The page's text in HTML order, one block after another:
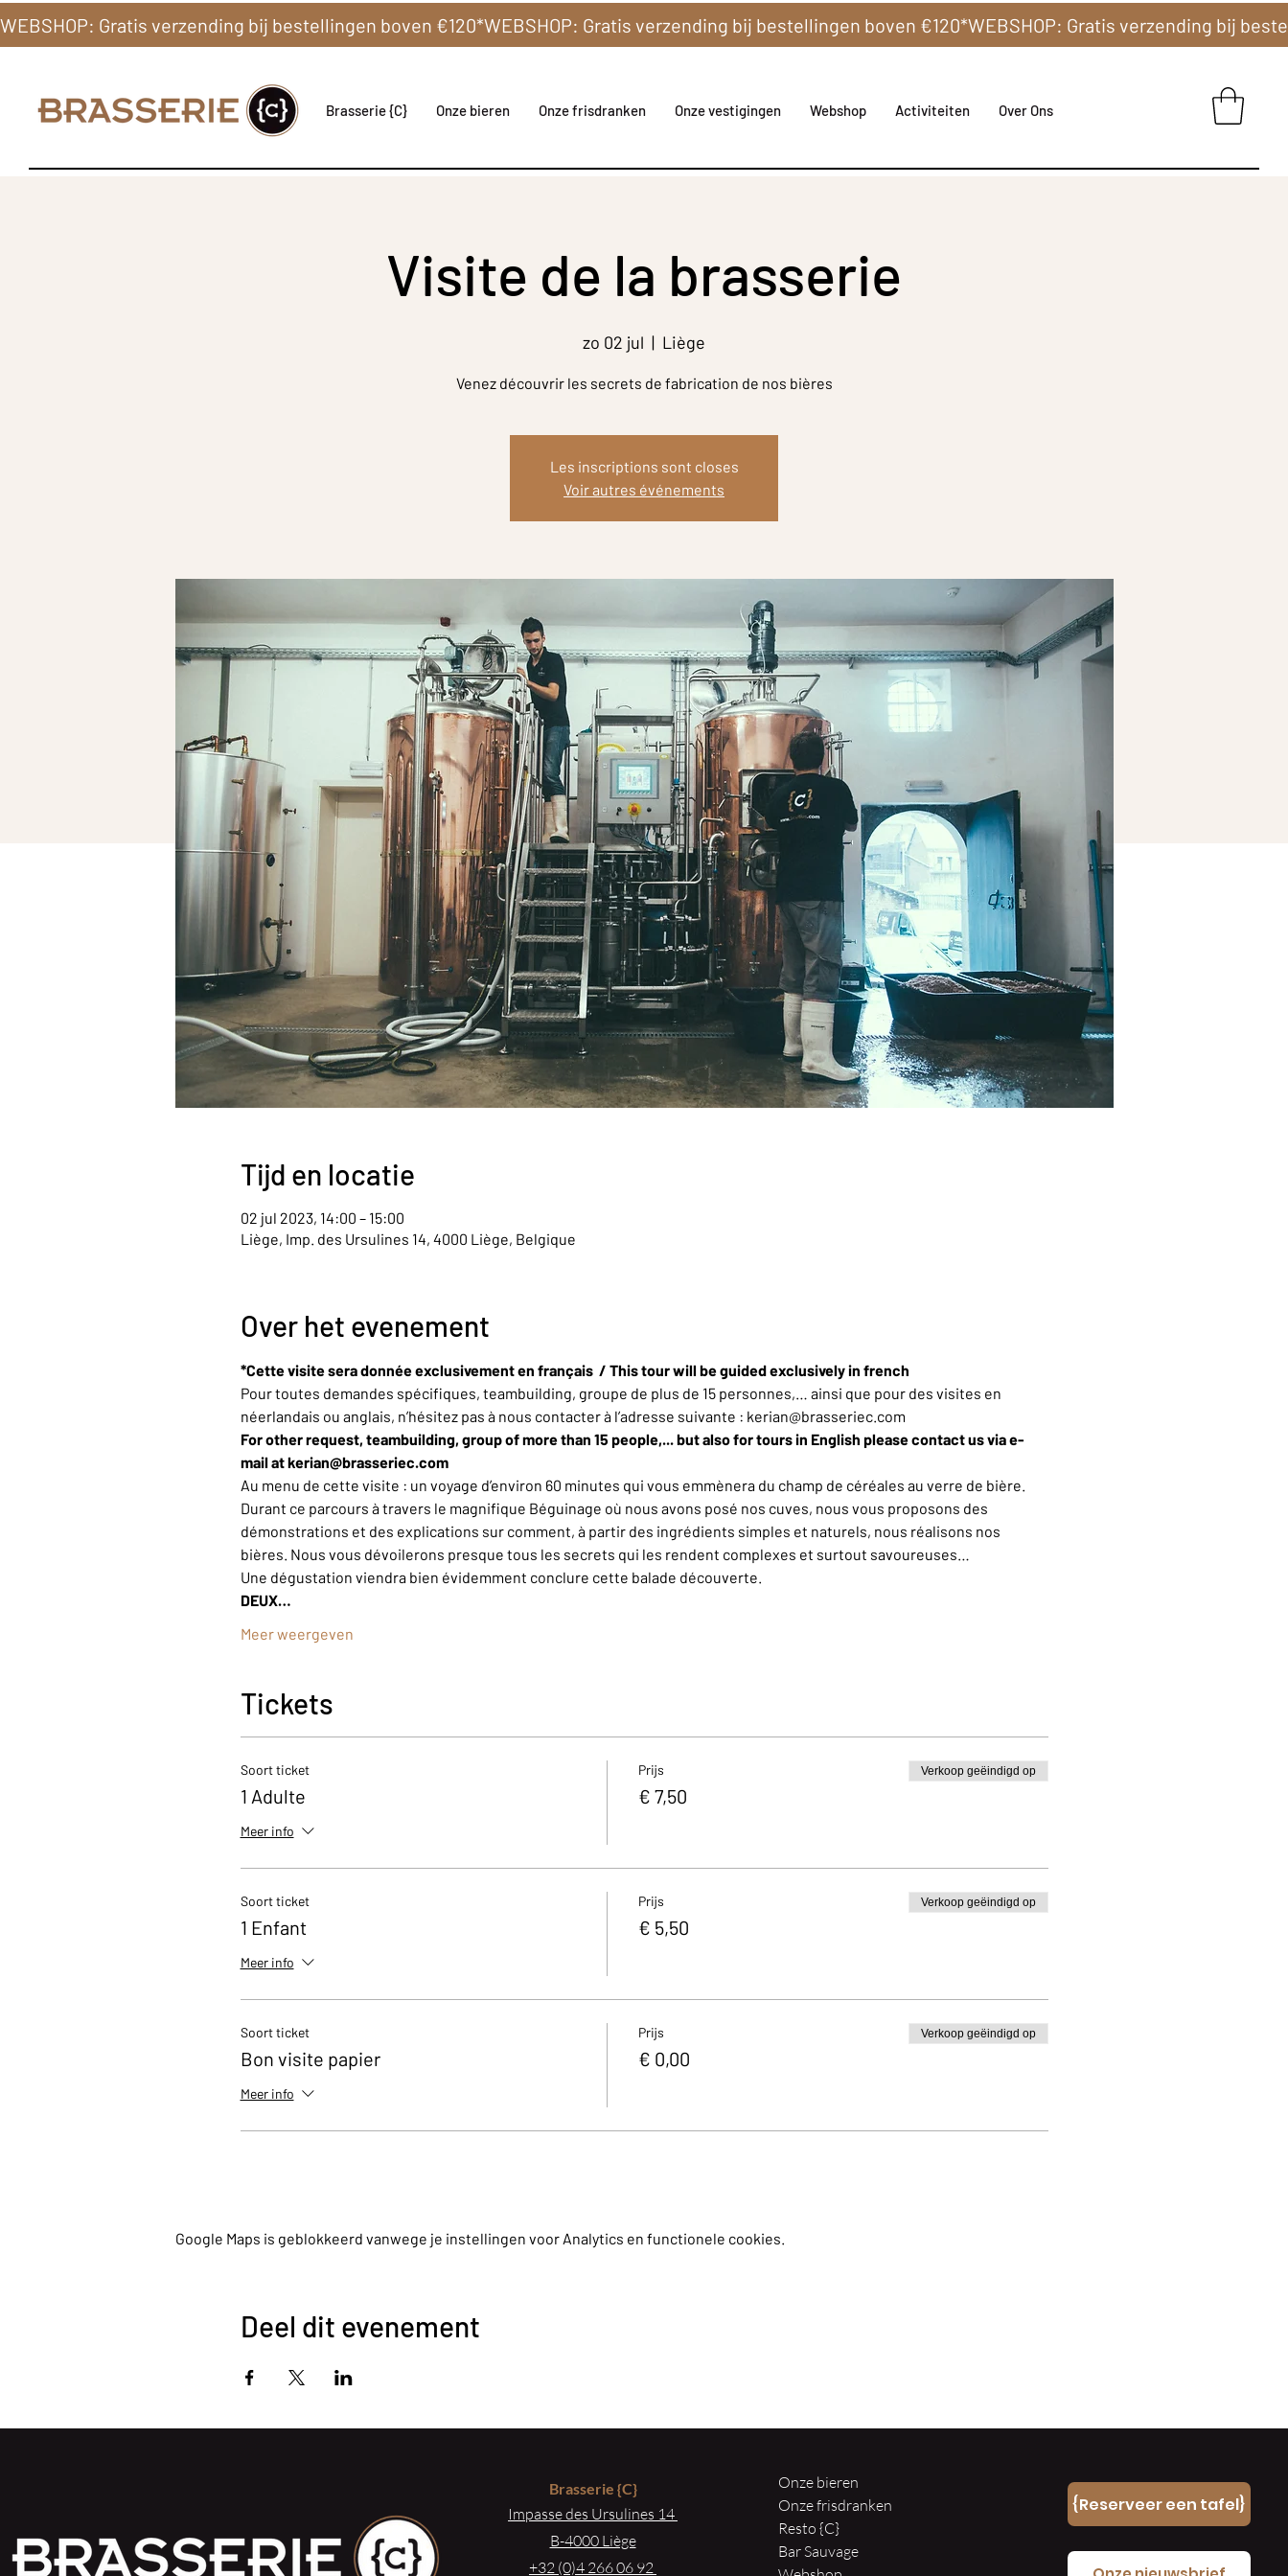
Brasserie {C} Onze bieren Onze frisdranken Onze vestigingen Webshop Activiteiten Over Ons
Visite de la brasserie
zo 02 jul
  |
Liège
Venez découvrir les secrets de fabrication de nos bières
Les inscriptions sont closes
Voir autres événements
Tijd en locatie
02 jul 2023, 14:00 – 15:00
Liège, Imp. des Ursulines 14, 4000 Liège, Belgique
Over het evenement
*Cette visite sera donnée exclusivement en français  / This tour will be guided exclusively in french
Pour toutes demandes spécifiques, teambuilding, groupe de plus de 15 personnes,… ainsi que pour des visites en
néerlandais ou anglais, n’hésitez pas à nous contacter à l’adresse suivante : kerian@brasseriec.com
For other request, teambuilding, group of more than 15 people,... but also for tours in English please contact us via e-
mail at kerian@brasseriec.com
Au menu de cette visite : un voyage d’environ 60 minutes qui vous emmènera du champ de céréales au verre de bière.
Durant ce parcours à travers le magnifique Béguinage où nous avons posé nos cuves, nous vous proposons des
démonstrations et des explications sur comment, à partir des ingrédients simples et naturels, nous réalisons nos
bières. Nous vous dévoilerons presque tous les secrets qui les rendent complexes et surtout savoureuses…
Une dégustation viendra bien évidemment conclure cette balade découverte.
DEUX…
Meer weergeven
Tickets
Soort ticket
1 Adulte
Meer info
Prijs
€ 7,50
Verkoop geëindigd op
Soort ticket
1 Enfant
Meer info
Prijs
€ 5,50
Verkoop geëindigd op
Soort ticket
Bon visite papier
Meer info
Prijs
€ 0,00
Verkoop geëindigd op
Google Maps is geblokkeerd vanwege je instellingen voor Analytics en functionele cookies.
Deel dit evenement
Brasserie{C}
Impasse des Ursulines 14
B-4000 Liège
+32 (0)4 266 06 92
Onze bieren
Onze frisdranken
Resto {C}
Bar Sauvage
{Reserveer een tafel}